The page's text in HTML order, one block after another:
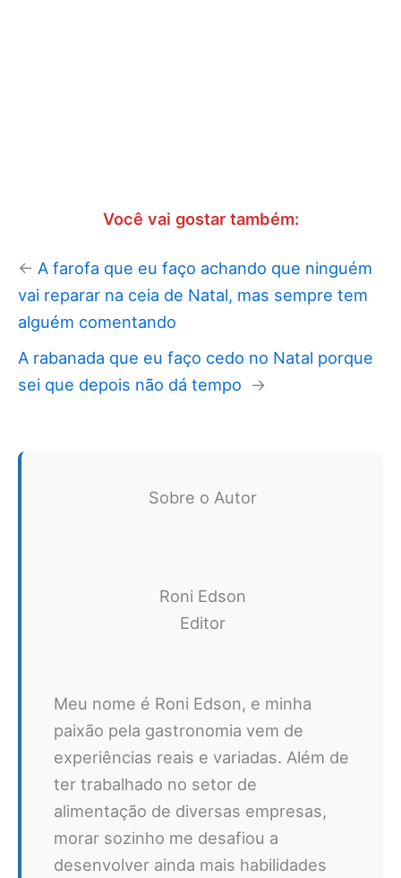
Você vai gostar também:
← A farofa que eu faço achando que ninguém
vai reparar na ceia de Natal, mas sempre tem
alguém comentando
A rabanada que eu faço cedo no Natal porque
sei que depois não dá tempo →
Sobre o Autor
Roni Edson
Editor
Meu nome é Roni Edson, e minha
paixão pela gastronomia vem de
experiências reais e variadas. Além de
ter trabalhado no setor de
alimentação de diversas empresas,
morar sozinho me desafiou a
desenvolver ainda mais habilidades